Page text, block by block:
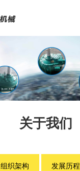
关于我们
组织架构 发展历程